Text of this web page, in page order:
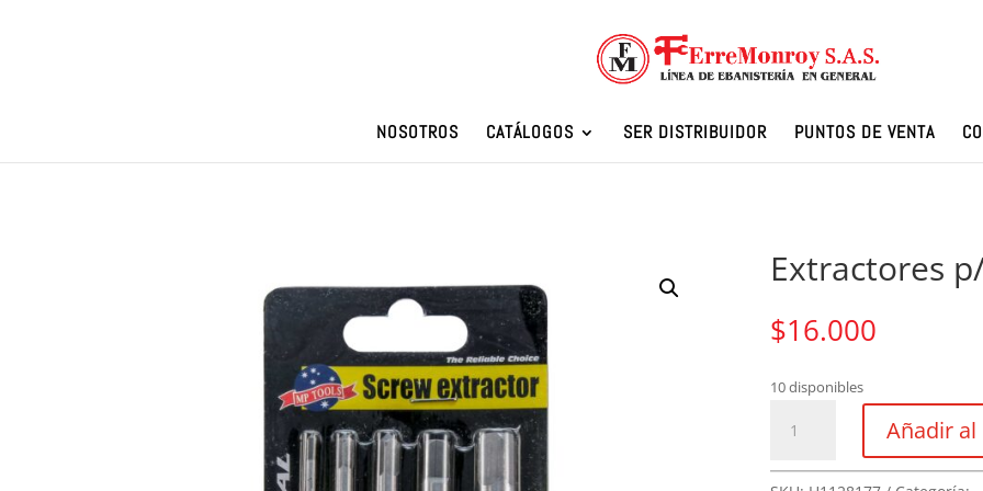
NOSOTROS CATÁLOGOS SER DISTRIBUIDOR PUNTOS DE VENTA
Extractores
$16.000
10 disponibles
Añadir